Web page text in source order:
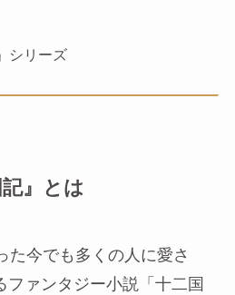
シリーズ
記』とは
た今でも多くの人に愛さ
ファンタジー小説「十二国